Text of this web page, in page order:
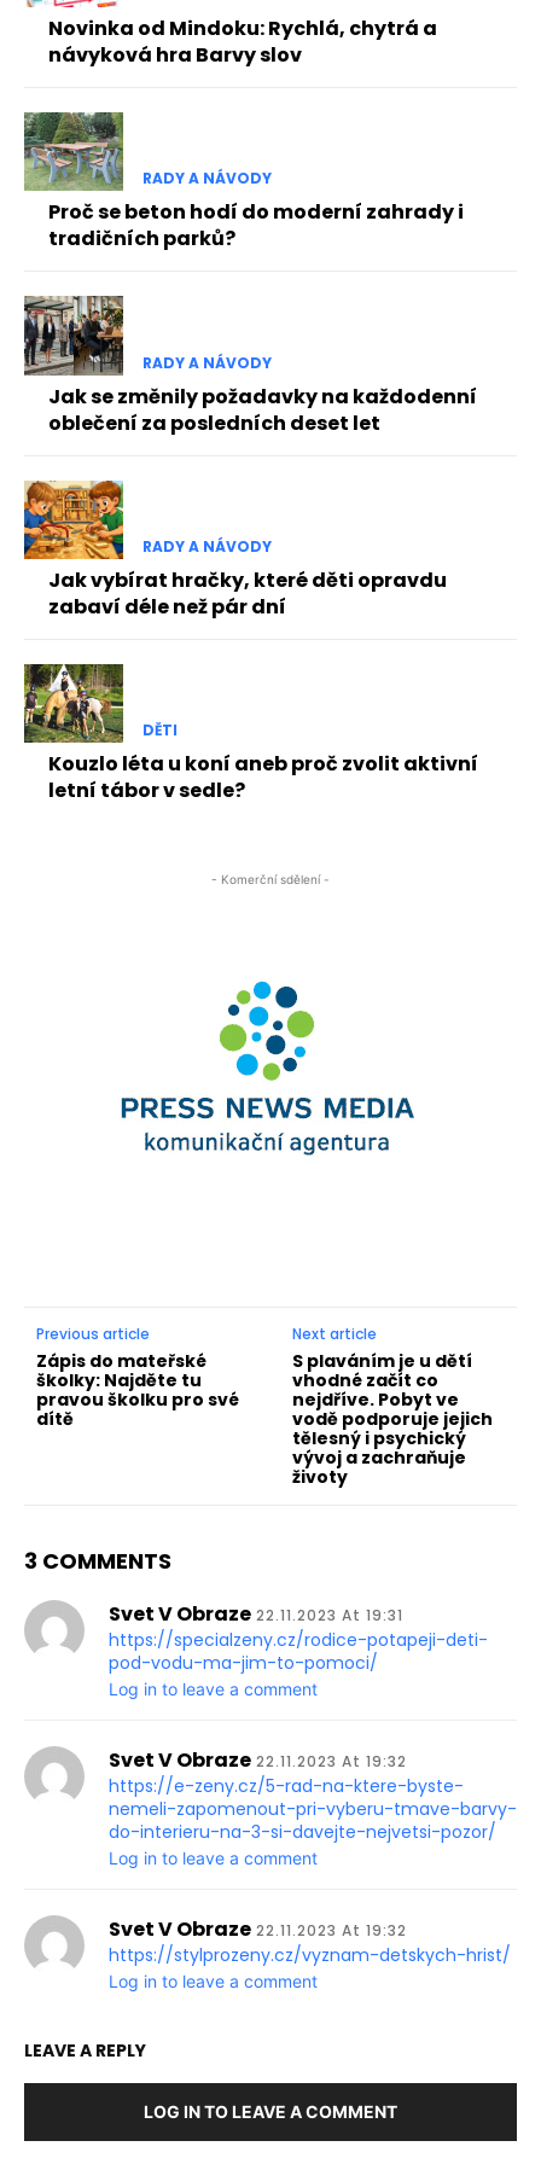
Novinka od Mindoku: Rychlá, chytrá a
návyková hra Barvy slov
RADY A NÁVODY
Proč se beton hodí do moderní zahrady i
tradičních parků?
RADY A NÁVODY
Jak se změnily požadavky na každodenní
oblečení za posledních deset let
RADY A NÁVODY
Jak vybírat hračky, které děti opravdu
zabaví déle než pár dní
DĚTI
Kouzlo léta u koní aneb proč zvolit aktivní
letní tábor v sedle?
- Komerční sdělení -
Previous article
Zápis do mateřské
školky: Najděte tu
pravou školku pro své
dítě
Next article
S plaváním je u dětí
vhodné začít co
nejdříve. Pobyt ve
vodě podporuje jejich
tělesný i psychický
vývoj a zachraňuje
životy
3 COMMENTS
Svet V Obraze 22.11.2023 At 19:31
https://specialzeny.cz/rodice-potapeji-deti-
pod-vodu-ma-jim-to-pomoci/
Log in to leave a comment
Svet V Obraze 22.11.2023 At 19:32
https://e-zeny.cz/5-rad-na-ktere-byste-
nemeli-zapomenout-pri-vyberu-tmave-barvy-
do-interieru-na-3-si-davejte-nejvetsi-pozor/
Log in to leave a comment
Svet V Obraze 22.11.2023 At 19:32
https://stylprozeny.cz/vyznam-detskych-hrist/
Log in to leave a comment
LEAVE A REPLY
LOG IN TO LEAVE A COMMENT